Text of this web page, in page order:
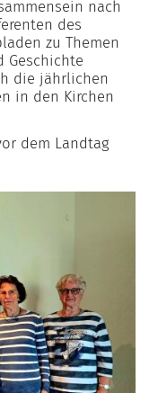
nach
des
zu Themen
Geschichte
die jährlichen
in den Kirchen
dem Landtag